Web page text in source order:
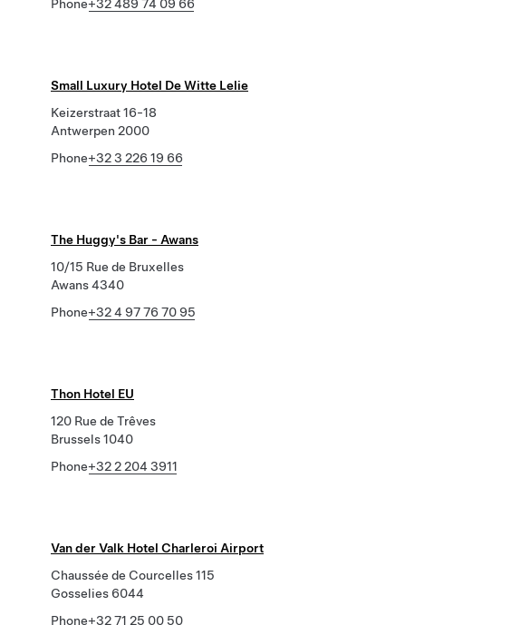
Phone+32 489 74 09 66
Small Luxury Hotel De Witte Lelie
Keizerstraat 16-18
Antwerpen 2000
Phone+32 3 226 19 66
The Huggy's Bar - Awans
10/15 Rue de Bruxelles
Awans 4340
Phone+32 4 97 76 70 95
Thon Hotel EU
120 Rue de Trêves
Brussels 1040
Phone+32 2 204 3911
Van der Valk Hotel Charleroi Airport
Chaussée de Courcelles 115
Gosselies 6044
Phone+32 71 25 00 50